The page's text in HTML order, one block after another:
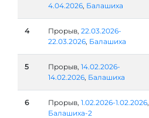
4.04.2026, Балашиха
4 Прорыв, 22.03.2026-
22.03.2026, Балашиха
5 Прорыв, 14.02.2026-
14.02.2026, Балашиха
6 Прорыв, 1.02.2026-1.02.2026,
Балашиха-2